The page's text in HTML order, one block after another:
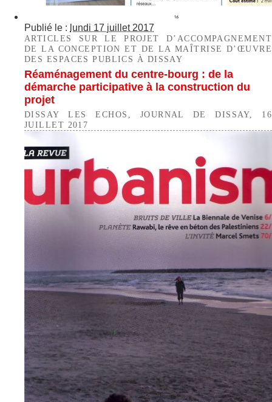
Publié le : lundi 17 juillet 2017
ARTICLES SUR LE PROJET D’ACCOMPAGNEMENT
DE LA CONCEPTION ET DE LA MAÎTRISE D’ŒUVRE
DES ESPACES PUBLICS À DISSAY
Réaménagement du centre-bourg : de la
démarche participative à la construction du
projet
DISSAY LES ECHOS, JOURNAL DE DISSAY, 16
JUILLET 2017